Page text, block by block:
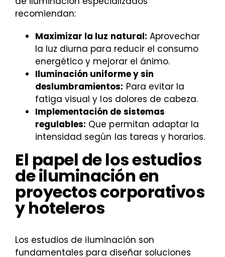
recomiendan:
Maximizar la luz natural: Aprovechar
la luz diurna para reducir el consumo
energético y mejorar el ánimo.
Iluminación uniforme y sin
deslumbramientos: Para evitar la
fatiga visual y los dolores de cabeza.
Implementación de sistemas
regulables: Que permitan adaptar la
intensidad según las tareas y horarios.
El papel de los estudios
de iluminación en
proyectos corporativos
y hoteleros
Los estudios de iluminación son
fundamentales para diseñar soluciones